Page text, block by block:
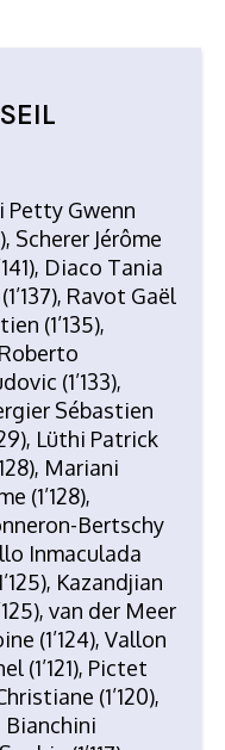
Petty Gwenn
Scherer Jérôme
Diaco Tania
Ravot Gaël
(1’135),
(1’133),
Sébastien
Lüthi Patrick
Mariani
(1’128),
Bertschy
Inmaculada
Kazandjian
van der Meer
(1’124), Vallon
(1’121), Pictet
(1’120),
Bianchini